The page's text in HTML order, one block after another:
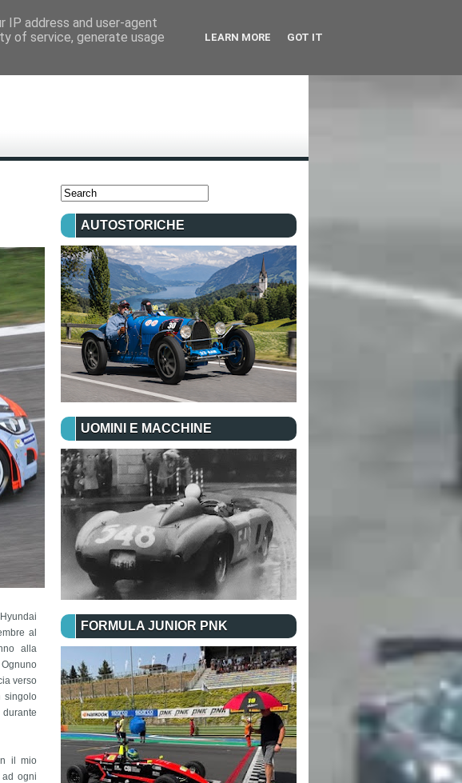
al
alla
verso
singolo
il mio
ogni
AUTOSTORICHE
UOMINI E MACCHINE
FORMULA JUNIOR PNK
IP address and user-agent
of service, generate usage
LEARN MORE GOT IT